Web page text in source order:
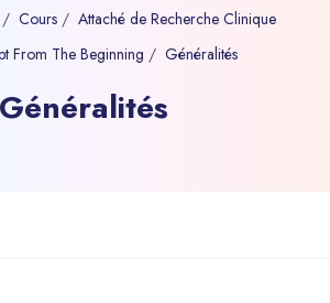
Cours
Attaché de Recherche Clinique
From The Beginning
Généralités
Généralités